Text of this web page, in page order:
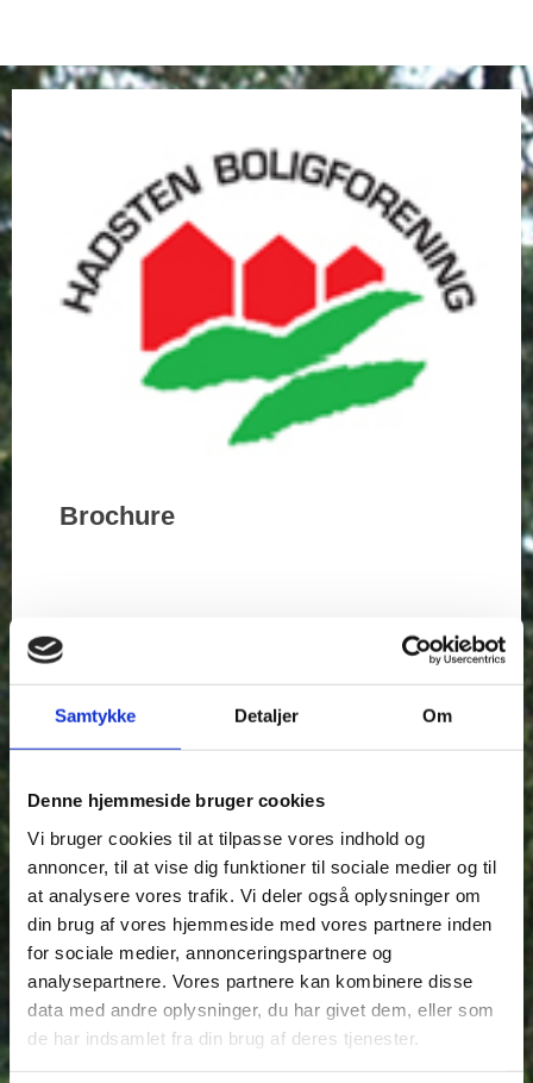
Samtykke Detaljer Om
Denne hjemmeside bruger cookies
Vi bruger cookies til at tilpasse vores indhold og
annoncer, til at vise dig funktioner til sociale medier og til
at analysere vores trafik. Vi deler også oplysninger om
din brug af vores hjemmeside med vores partnere inden
for sociale medier, annonceringspartnere og
analysepartnere. Vores partnere kan kombinere disse
data med andre oplysninger, du har givet dem, eller som
de har indsamlet fra din brug af deres tjenester.
Brochure
Boligforenings brochure.
https://www.sebrochure.dk/Hadsten_Boligforening/WebView/
Her kan du se en lille film om Hadsten Boligforening:
https://www.sebrochure.dk/video/3C1941502